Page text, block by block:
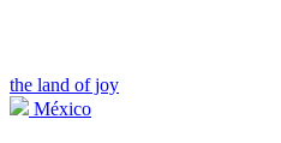
the land of joy
México